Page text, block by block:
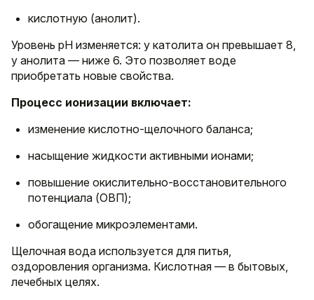
кислотную (анолит).
Уровень pH изменяется: у католита он превышает 8,
у анолита — ниже 6. Это позволяет воде
приобретать новые свойства.
Процесс ионизации включает:
изменение кислотно-щелочного баланса;
насыщение жидкости активными ионами;
повышение окислительно-восстановительного
потенциала (ОВП);
обогащение микроэлементами.
Щелочная вода используется для питья,
оздоровления организма. Кислотная — в бытовых,
лечебных целях.